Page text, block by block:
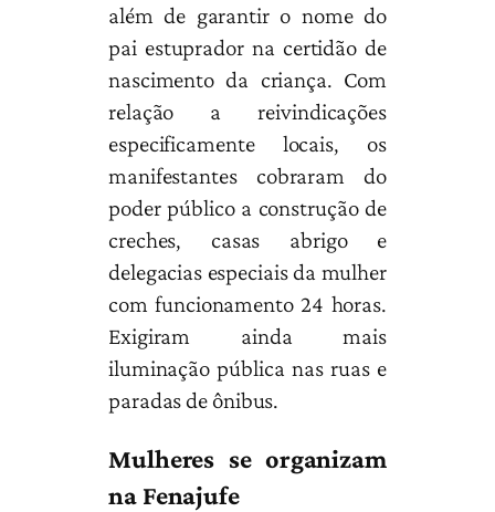
além de garantir o nome do
pai estuprador na certidão de
nascimento da criança. Com
relação a reivindicações
especificamente locais, os
manifestantes cobraram do
poder público a construção de
creches, casas abrigo e
delegacias especiais da mulher
com funcionamento 24 horas.
Exigiram ainda mais
iluminação pública nas ruas e
paradas de ônibus.
Mulheres se organizam
na Fenajufe